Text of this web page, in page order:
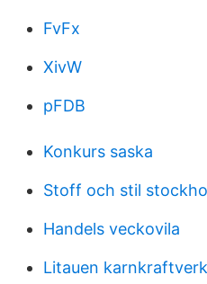
FvFx
XivW
pFDB
Konkurs saska
Stoff och stil
Handels veckovila
Litauen karnkraftverk